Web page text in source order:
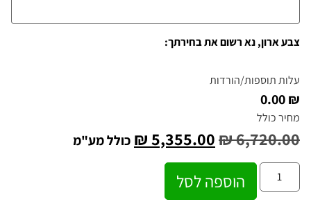
צבע ארון, נא רשום את בחירתך:
עלות תוספות/הורדות
₪ 0.00
מחיר כולל
₪6,720.00
₪5,355.00 כולל מע"מ
הוספה לסל